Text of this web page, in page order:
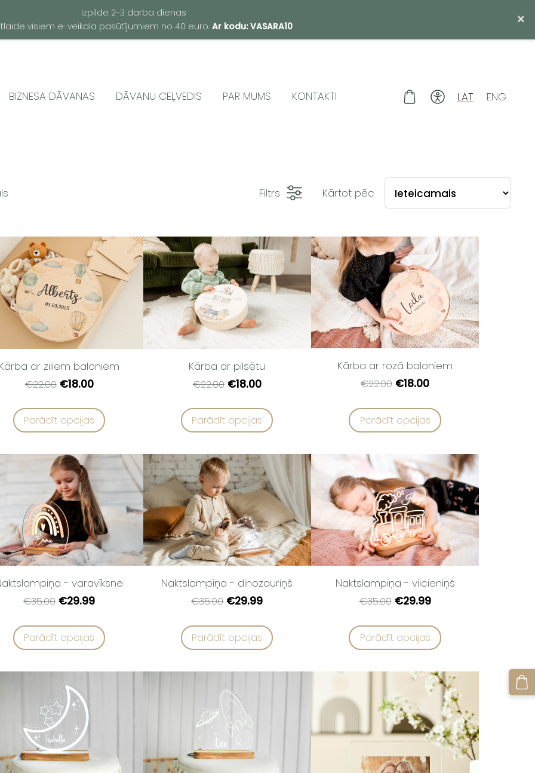
Izpilde 2-3 darba dienas
visiem e-veikala pasūtījumiem no 40 euro.Ar kodu: VASARA10 ×
BIZNESA DĀVANAS DĀVANU CEĻVEDIS PAR MUMS KONTAKTI LAT ENG
Filtrs Kārtot pēc
ar ziliem baloniem
€22.00 €18.00
Parādīt opcijas
Kārba ar pilsētu
€22.00 €18.00
Parādīt opcijas
Kārba ar rozā baloniem
€22.00 €18.00
Parādīt opcijas
- varavīksne
€35.00 €29.99
Parādīt opcijas
Naktslampiņa - dinozauriņš
€35.00 €29.99
Parādīt opcijas
Naktslampiņa - vilcieniņš
€35.00 €29.99
Parādīt opcijas